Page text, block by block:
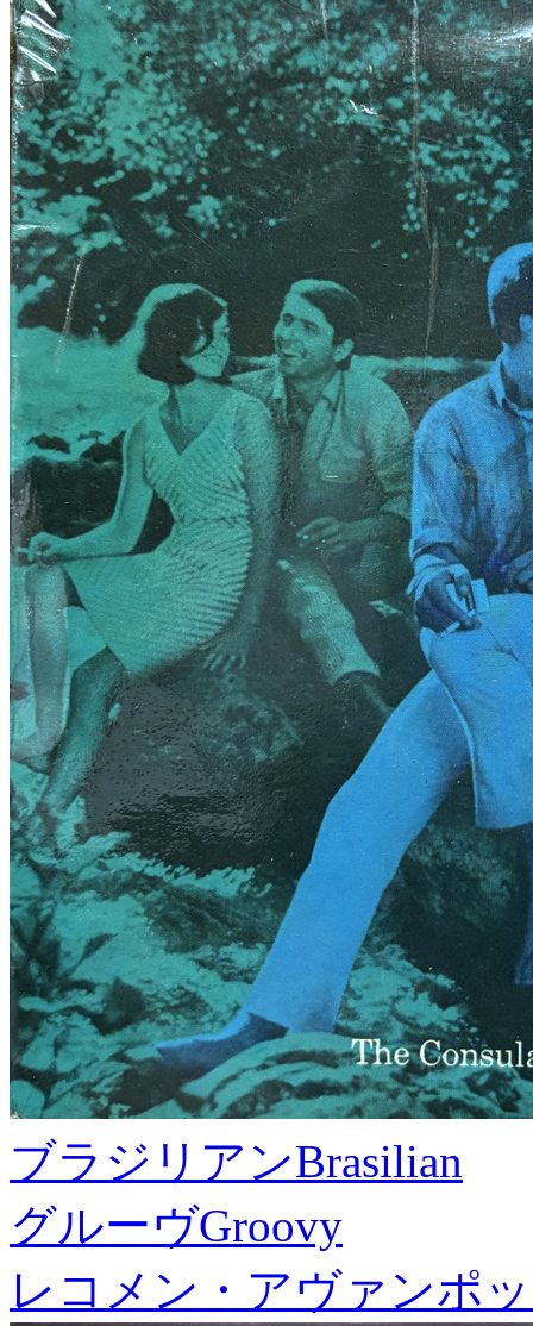
ブラジリアンBrasilian
グルーヴGroovy
レコメン・アヴァンポ